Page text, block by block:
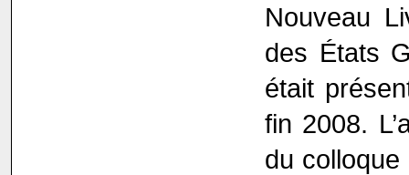
Nouveau
des États
était
fin 2008.
du colloque